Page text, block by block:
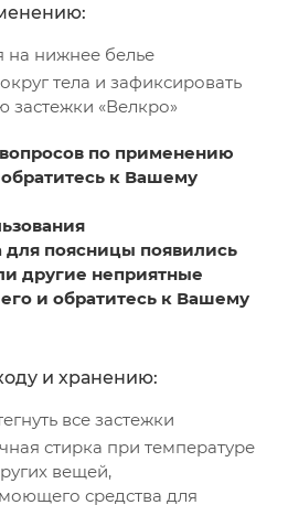
на нижнее белье
тела и зафиксировать
«Велкро»
по применению
к Вашему
поясницы появились
другие неприятные
и обратитесь к Вашему
и хранению:
все застежки
стирка при температуре
вещей,
средства для